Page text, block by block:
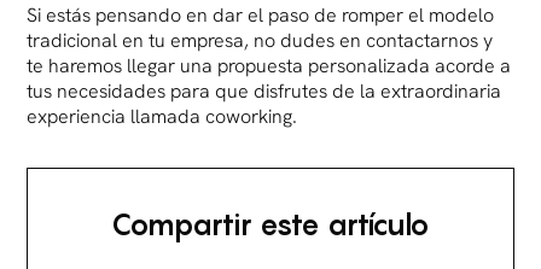
Si estás pensando en dar el paso de romper el modelo
tradicional en tu empresa, no dudes en contactarnos y
te haremos llegar una propuesta personalizada acorde a
tus necesidades para que disfrutes de la extraordinaria
experiencia llamada coworking.
Compartir este artículo